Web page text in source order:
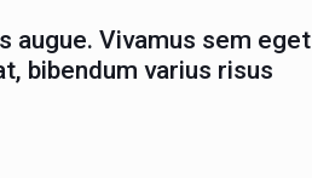
augue. Vivamus sem eget
bibendum varius risus